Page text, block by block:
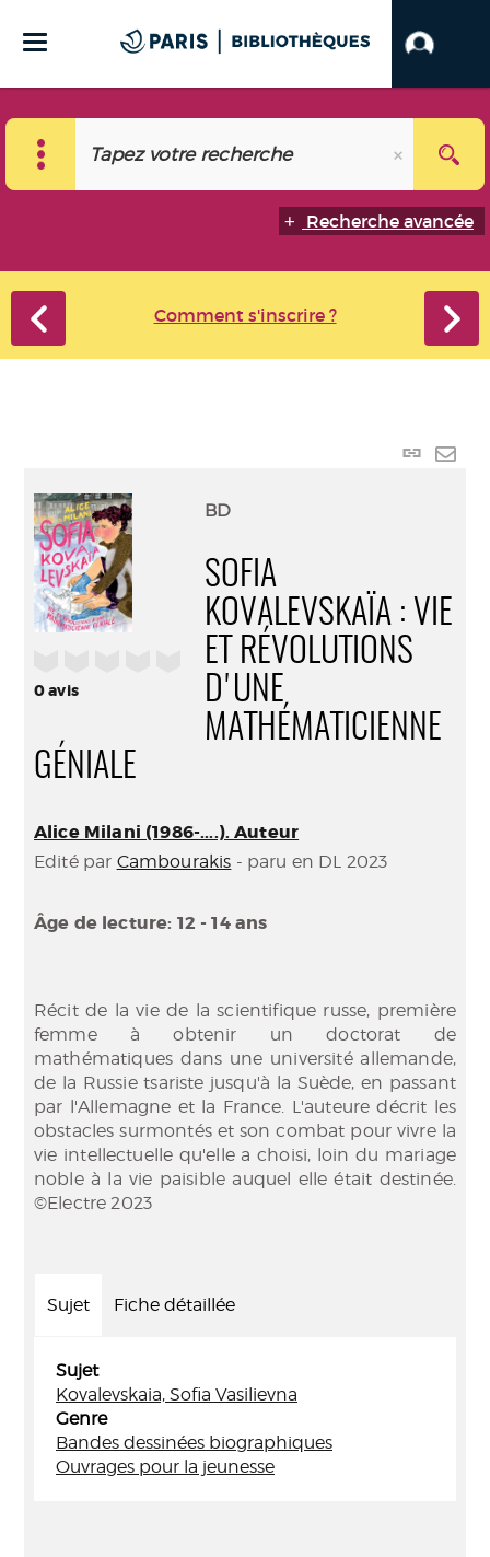
Recherche avancée
Comment s'inscrire ?
Lien
0avis
BD
SOFIA
KOVALEVSKAÏA : VIE
ET RÉVOLUTIONS
D'UNE
MATHÉMATICIENNE
GÉNIALE
Alice Milani (1986-....). Auteur
Edité par Cambourakis - paru en DL 2023
Âge de lecture: 12 - 14 ans
Récit de la vie de la scientifique russe, première
femme à obtenir un doctorat de
mathématiques dans une université allemande,
de la Russie tsariste jusqu'à la Suède, en passant
par l'Allemagne et la France. L'auteure décrit les
obstacles surmontés et son combat pour vivre la
vie intellectuelle qu'elle a choisi, loin du mariage
noble à la vie paisible auquel elle était destinée.
©Electre 2023
Sujet Fiche détaillée
Sujet
Kovalevskaia, Sofia Vasilievna
Genre
Bandes dessinées biographiques
Ouvrages pour la jeunesse